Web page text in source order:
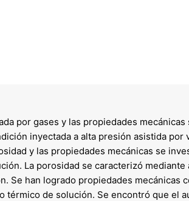
por gases y las propiedades
inyectada a alta presión asistida por
y las propiedades mecánicas se
La porosidad se caracterizó mediante
Se han logrado propiedades mecánicas
térmico de solución. Se encontró que el